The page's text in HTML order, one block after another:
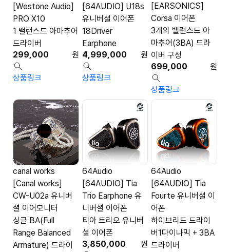
[Westone Audio]
PRO X10
1 밸런스드 아마추어
드라이버
299,000
원
상품링크
[64AUDIO] U18s
유니버셜 이어폰
18Driver
Earphone
4,999,000
원
상품링크
[EARSONICS]
Corsa 이어폰
3개의 밸런스드 아
마추어(3BA) 드라
이버 구성
699,000
원
상품링크
canal works
[Canal works]
CW-U02a 유니버
셜 이어모니터
싱글 BA(Full
Range Balanced
Armature) 드라이
64Audio
[64AUDIO] Tia
Trio Earphone 유
니버셜 이어폰
티아 트리오 유니버
셜 이어폰
3,850,000
원
64Audio
[64AUDIO] Tia
Fourte 유니버셜 이
어폰
하이브리드 드라이
버1다이나믹 + 3BA
드라이버